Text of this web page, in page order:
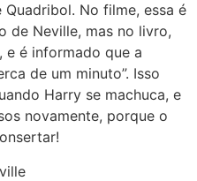
No filme, essa é
de Neville, mas no livro,
e é informado que a
de um minuto”. Isso
Harry se machuca, e
novamente, porque o